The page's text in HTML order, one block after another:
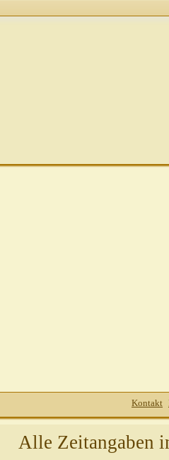
Kontakt
Alle Zeitangaben